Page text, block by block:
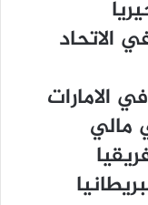
ﺍﻻﺗﺤﺎﺩ
ﺍﻻﻣﺎﺭﺍﺕ
ﻣﺎﻟﻲ